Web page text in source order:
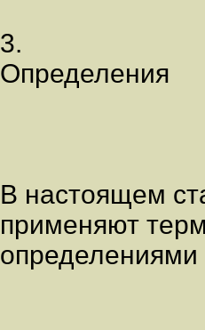
3.
Определения
В настоящем
применяют